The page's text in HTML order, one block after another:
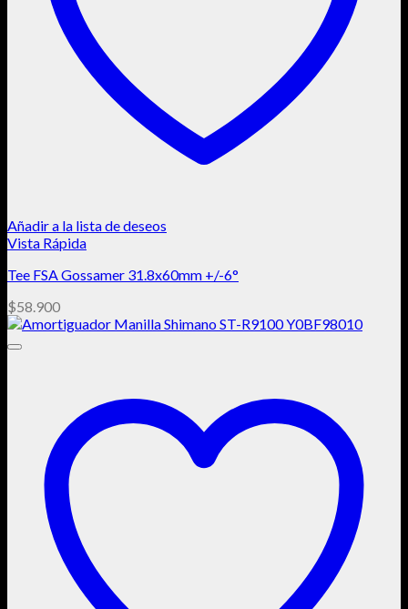
Añadir a la lista de deseos
Vista Rápida
Tee FSA Gossamer 31.8x60mm +/-6°
$58.900